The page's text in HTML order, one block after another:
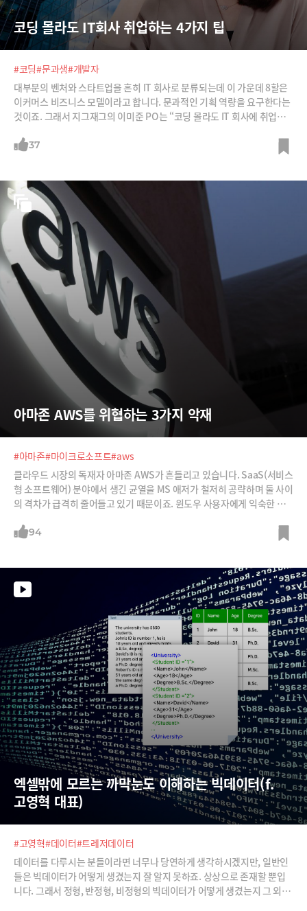
코딩 몰라도 IT회사 취업하는 4가지 팁
#코딩#문과생#개발자
대부분의 벤처와 스타트업을 흔히 IT 회사로 분류되는데 이 가운데 8할은
이커머스 비즈니스 모델이라고 합니다. 문과적인 기획 역량을 요구한다는
것이죠. 그래서 지그재그의 이미준 PO는 “코딩 몰라도 IT 회사에 취업할
과 출신이 IT 회사에 들어가기 위해 준비해야 할 4가지를 들어봅니다.
37
아마존 AWS를 위협하는 3가지 악재
#아마존#마이크로소프트#aws
클라우드 시장의 독재자 아마존 AWS가 흔들리고 있습니다. SaaS(서비스
형 소프트웨어) 분야에서 생긴 균열을 MS 애저가 철저히 공략하며 둘 사이
의 격차가 급격히 줄어들고 있기 때문이죠. 윈도우 사용자에게 익숙한 파
aS(서비스형 소프트웨어) 분야가 MS의 무기입니다. SaaS를 필두로 MS
94
엑셀밖에 모르는 까막눈도 이해하는 빅데이터(f.
고영혁 대표)
#고영혁#데이터#트레저데이터
데이터를 다루시는 분들이라면 너무나 당연하게 생각하시겠지만, 일반인
들은 빅데이터가 어떻게 생겼는지 잘 알지 못하죠. 상상으로 존재할 뿐입
니다. 그래서 정형, 반정형, 비정형의 빅데이터가 어떻게 생겼는지 그 외모